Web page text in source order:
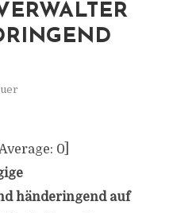
0]
händeringend auf